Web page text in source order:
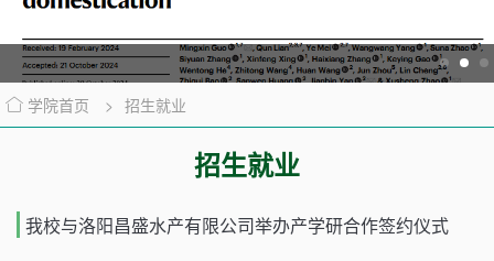
学院首页 > 招生就业
招生就业
我校与洛阳昌盛水产有限公司举办产学研合作签约仪式